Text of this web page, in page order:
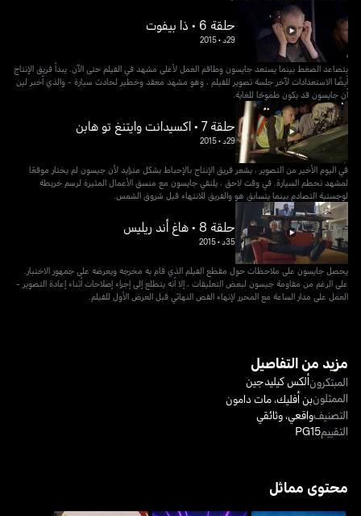
حلقة 6 • ذا بيفوت
29د •
2015
يتصاعد الضغط بينما يستعد جايسون وطاقم العمل لأغلى مشهد في الفيلم حتى الآن. يبدأ فريق الإنتاج
أيضًا الاستعدادات لآخر جلسة تصوير للفيلم ، وهو مشهد معقد وخطير لحادث سيارة - والذي أخبر لين
أن جايسون قد يكون طموحًا للغاية.
حلقة 7 • اكسيدانت وايتنغ تو هابن
29د •
2015
في اليوم الأخير من التصوير ، يشعر فريق الإنتاج بالإحباط بشكل متزايد لأن جيسون لم يختار موقعًا
لمشهد تحطم السيارة. في وقت لاحق ، يلتقي جايسون مع منسق الأعمال المثيرة لرسم خريطة
لوجستية التصادم بينما يتسابق هو والفريق للانتهاء قبل شروق الشمس.
حلقة 8 • هاغ أند ريليس
35د •
2015
يحصل جايسون على ملاحظات حول مقطع الفيلم الذي قام به مخرجه ويعرضه على جمهور الاختبار.
على الرغم من مقاومة جيسون لبعض التعليقات ، إلا أنه يتطلع إلى إجراء إصلاحات أثناء إعادة التصوير -
العمل على مدار الساعة مع المحرر لإنهاء القص النهائي قبل العرض الأول للفيلم.
مزيد من التفاصيل
المبتكرونألكس كيليدجين
الممثلونبن أفليك،مات دامون
التصنيفواقعي،وثائقي
التقييمPG15
محتوى مماثل